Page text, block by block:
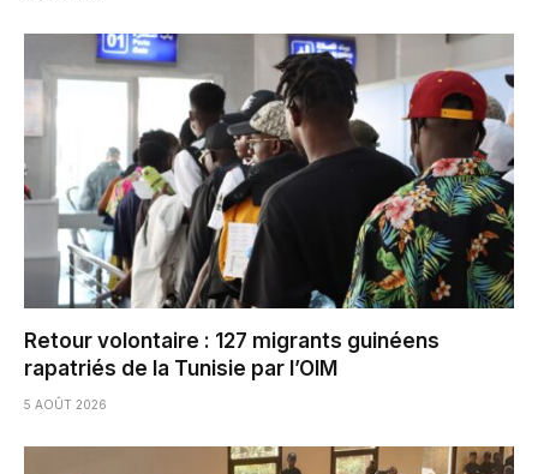
Retour volontaire : 127 migrants guinéens
rapatriés de la Tunisie par l’OIM
5 AOÛT 2026